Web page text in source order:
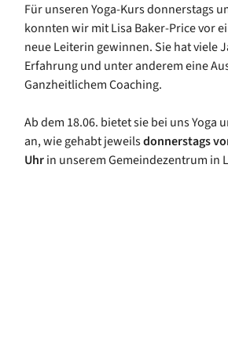
Für unseren Yoga-Kurs donnerstags
konnten wir mit Lisa Baker-Price vor
neue Leiterin gewinnen. Sie hat viele
Erfahrung und unter anderem eine
Ganzheitlichem Coaching.
Ab dem 18.06. bietet sie bei uns Yoga
an, wie gehabt jeweilsdonnerstags
Uhrin unserem Gemeindezentrum in